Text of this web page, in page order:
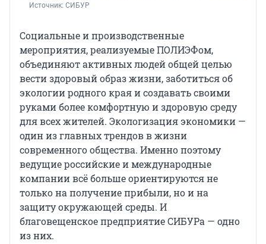
Источник: СИБУР
Социальные и производственные
мероприятия, реализуемые ПОЛИЭФом,
объединяют активных людей общей целью
вести здоровый образ жизни, заботиться об
экологии родного края и создавать своими
руками более комфортную и здоровую среду
для всех жителей. Экологизация экономики —
один из главных трендов в жизни
современного общества. Именно поэтому
ведущие российские и международные
компании всё больше ориентируются не
только на получение прибыли, но и на
защиту окружающей среды. И
благовещенское предприятие СИБУРа — одно
из них.